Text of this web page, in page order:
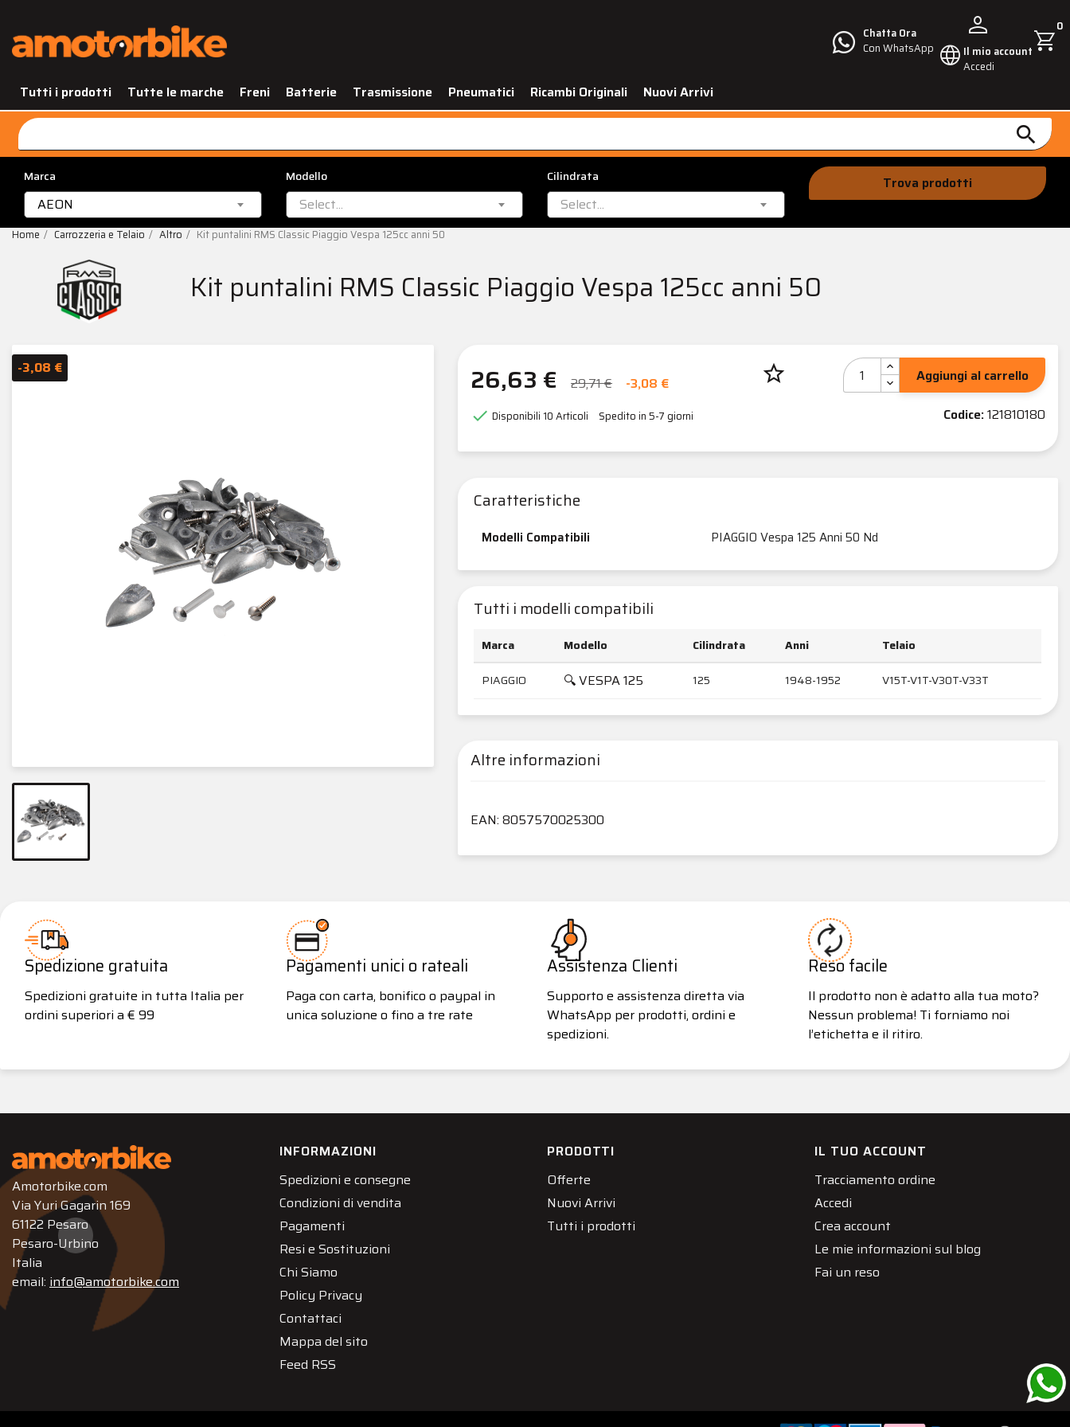
shopping_cart0
person
Il mio account
Accedi
language
Chatta Ora
Con WhatsApp
Tutti i prodotti Tutte le marche Freni Batterie Trasmissione Pneumatici Ricambi Originali Nuovi Arrivi
search
Marca
AEON
Modello
Select...
Cilindrata
Select...
Trova prodotti
Home Carrozzeria e Telaio Altro Kit puntalini RMS Classic Piaggio Vespa 125cc anni 50
Kit puntalini RMS Classic Piaggio Vespa 125cc anni 50
-3,08 € 26,63 € 29,71 € -3,08 €
 Disponibili 10 Articoli Spedito in 5-7 giorni
star_border
Aggiungi al carrello
Codice:121810180
Caratteristiche
Modelli Compatibili PIAGGIO Vespa 125 Anni 50 Nd
Tutti i modelli compatibili
Marca Modello Cilindrata Anni
Telaio
PIAGGIO
🔍 VESPA 125 125 1948-1952 V15T-V1T-V30T-V33T
Altre informazioni
EAN: 8057570025300
Spedizione gratuita
Spedizioni gratuite in tutta Italia per
ordini superiori a € 99
Pagamenti unici o rateali
Paga con carta, bonifico o paypal in
unica soluzione o fino a tre rate
Assistenza Clienti
Supporto e assistenza diretta via
WhatsApp per prodotti, ordini e
spedizioni.
Reso facile
Il prodotto non è adatto alla tua moto?
Nessun problema! Ti forniamo noi
l’etichetta e il ritiro.
Amotorbike.com
Via Yuri Gagarin 169
61122 Pesaro
Pesaro-Urbino
Italia
email: info@amotorbike.com
INFORMAZIONI
Spedizioni e consegne
Condizioni di vendita
Pagamenti
Resi e Sostituzioni
Chi Siamo
Policy Privacy
Contattaci
Mappa del sito
Feed RSS
PRODOTTI
Offerte
Nuovi Arrivi
Tutti i prodotti
IL TUO ACCOUNT
Tracciamento ordine
Accedi
Crea account
Le mie informazioni sul blog
Fai un reso